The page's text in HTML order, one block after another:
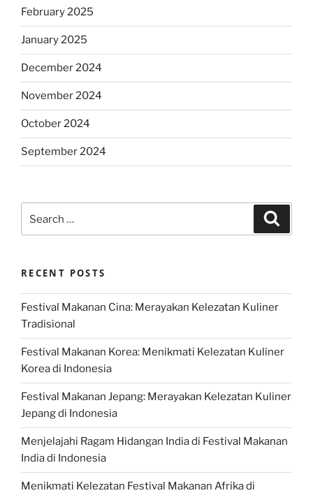
February 2025
January 2025
December 2024
November 2024
October 2024
September 2024
for:
RECENT POSTS
Festival Makanan Cina: Merayakan Kelezatan Kuliner
Tradisional
Festival Makanan Korea: Menikmati Kelezatan Kuliner
Korea di Indonesia
Festival Makanan Jepang: Merayakan Kelezatan Kuliner
Jepang di Indonesia
Menjelajahi Ragam Hidangan India di Festival Makanan
India di Indonesia
Menikmati Kelezatan Festival Makanan Afrika di